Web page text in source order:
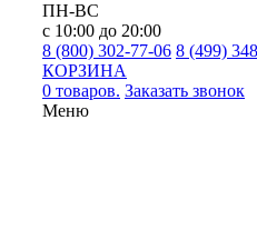
ПН-ВС
с 10:00 до 20:00
8 (800) 302-77-06 8 (499)
КОРЗИНА
0 товаров. Заказать звонок
Меню